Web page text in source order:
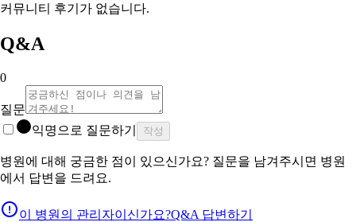
커뮤니티 후기가 없습니다.
Q&A
0
질문
익명으로 질문하기
작성
병원에 대해 궁금한 점이 있으신가요? 질문을 남겨주시면 병원
에서 답변을 드려요.
이 병원의 관리자이신가요?Q&A 답변하기